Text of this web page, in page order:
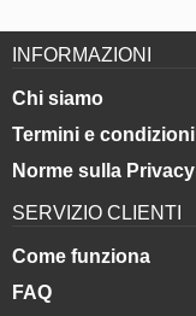
INFORMAZIONI
Chi siamo
Termini e condizioni
Norme sulla Privacy
SERVIZIO CLIENTI
Come funziona
FAQ